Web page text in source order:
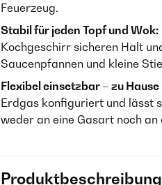
Feuerzeug.
Stabil für jeden Topf und Wok:
Kochgeschirr sicheren Halt
Saucenpfannen und kleine
Flexibel einsetzbar – zu
Erdgas konfiguriert und lässt
weder an eine Gasart noch
Produktbeschreibung